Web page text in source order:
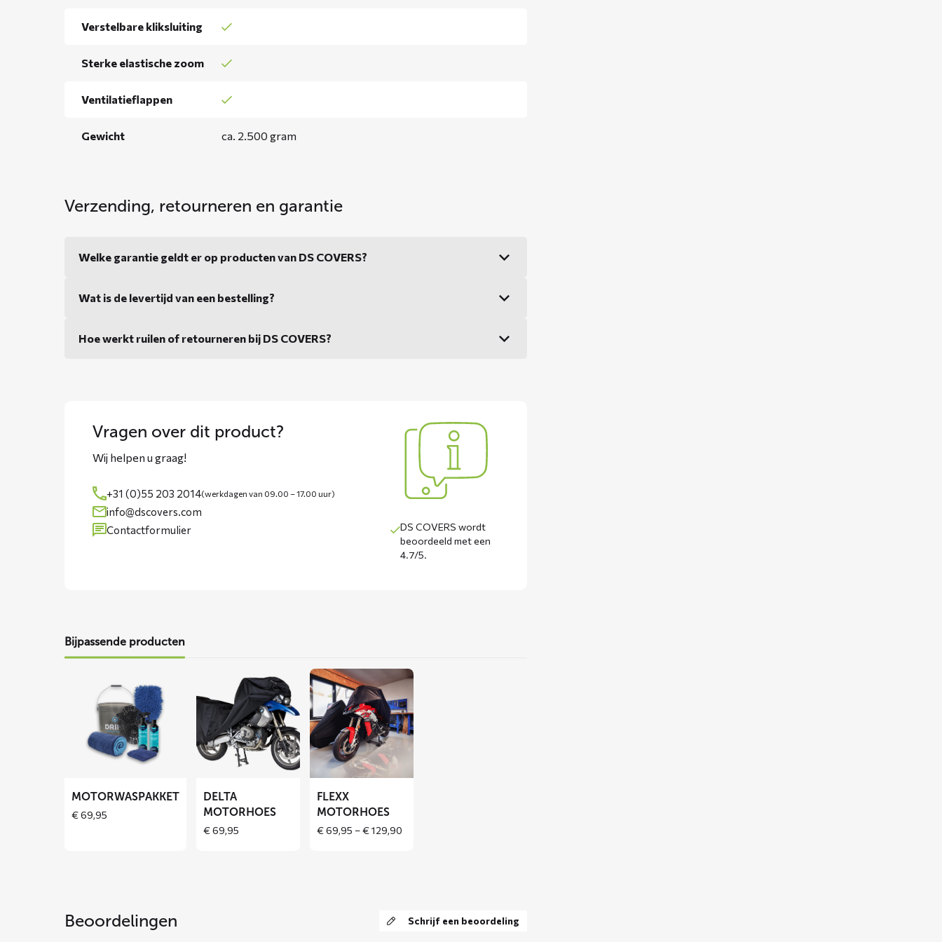
Verstelbare kliksluiting
Sterke elastische zoom
Ventilatieflappen
Gewicht ca. 2.500 gram
Verzending, retourneren en garantie
Welke garantie geldt er op producten van DS COVERS?
Wat is de levertijd van een bestelling?
Hoe werkt ruilen of retourneren bij DS COVERS?
Vragen over dit product?
Wij helpen u graag!
+31 (0)55 203 2014(werkdagen van 09.00 – 17.00 uur)
info@dscovers.com
Contactformulier
DS COVERS wordt
beoordeeld met een
4.7/5.
Bijpassende producten
Motorwaspakket
MOTORWASPAKKET
€69,95
meer
over
DELTA
motorhoes
DELTA
MOTORHOES
€69,95
Lees
meer
over
FLEXX
motorhoes
FLEXX
MOTORHOES
€69,95 –€129,90
Beoordelingen Schrijf een beoordeling